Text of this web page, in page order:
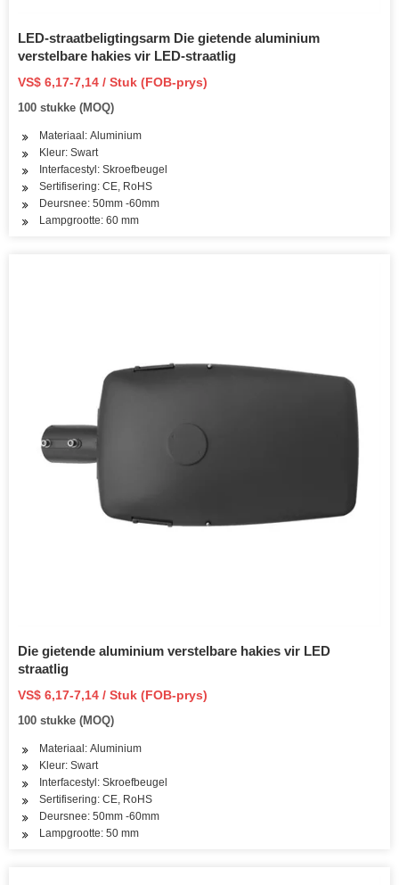
LED-straatbeligtingsarm Die gietende aluminium
verstelbare hakies vir LED-straatlig
VS$ 6,17-7,14 / Stuk (FOB-prys)
100 stukke (MOQ)
Materiaal: Aluminium
Kleur: Swart
Interfacestyl: Skroefbeugel
Sertifisering: CE, RoHS
Deursnee: 50mm -60mm
Lampgrootte: 60 mm
Die gietende aluminium verstelbare hakies vir LED
straatlig
VS$ 6,17-7,14 / Stuk (FOB-prys)
100 stukke (MOQ)
Materiaal: Aluminium
Kleur: Swart
Interfacestyl: Skroefbeugel
Sertifisering: CE, RoHS
Deursnee: 50mm -60mm
Lampgrootte: 50 mm